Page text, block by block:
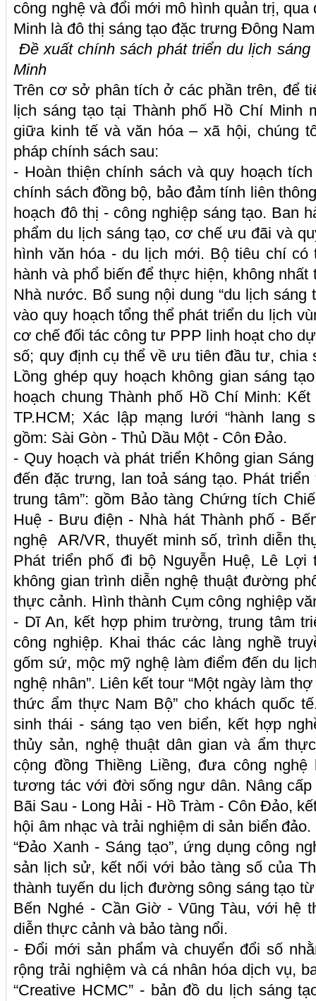
công nghệ và đổi mới mô hình quản trị,
Minh là đô thị sáng tạo đặc trưng Đông
Đề xuất chính sách phát triển du lịch
Minh
Trên cơ sở phân tích ở các phần trên, để
lịch sáng tạo tại Thành phố Hồ Chí Minh
giữa kinh tế và văn hóa – xã hội, chúng
pháp chính sách sau:
- Hoàn thiện chính sách và quy hoạch
chính sách đồng bộ, bảo đảm tính liên
hoạch đô thị - công nghiệp sáng tạo. Ban
phẩm du lịch sáng tạo, cơ chế ưu đãi và
hình văn hóa - du lịch mới. Bộ tiêu chí có
hành và phổ biến để thực hiện, không
Nhà nước. Bổ sung nội dung “du lịch sáng
vào quy hoạch tổng thể phát triển du lịch
cơ chế đối tác công tư PPP linh hoạt cho
số; quy định cụ thể về ưu tiên đầu tư, chia
Lồng ghép quy hoạch không gian sáng
hoạch chung Thành phố Hồ Chí Minh:
TP.HCM; Xác lập mạng lưới “hành lang
gồm: Sài Gòn - Thủ Dầu Một - Côn Đảo.
- Quy hoạch và phát triển Không gian
đến đặc trưng, lan toả sáng tạo. Phát triển
trung tâm”: gồm Bảo tàng Chứng tích
Huệ - Bưu điện - Nhà hát Thành phố -
nghệ AR/VR, thuyết minh số, trình diễn
Phát triển phố đi bộ Nguyễn Huệ, Lê Lợi
không gian trình diễn nghệ thuật đường
thực cảnh. Hình thành Cụm công nghiệp
- Dĩ An, kết hợp phim trường, trung tâm
công nghiệp. Khai thác các làng nghề
gốm sứ, mộc mỹ nghệ làm điểm đến du
nghệ nhân”. Liên kết tour “Một ngày làm
thức ẩm thực Nam Bộ” cho khách quốc
sinh thái - sáng tạo ven biển, kết hợp
thủy sản, nghệ thuật dân gian và ẩm
cộng đồng Thiềng Liềng, đưa công
tương tác với đời sống ngư dân. Nâng
Bãi Sau - Long Hải - Hồ Tràm - Côn Đảo,
hội âm nhạc và trải nghiệm di sản biển
“Đảo Xanh - Sáng tạo”, ứng dụng công
sản lịch sử, kết nối với bảo tàng số của
thành tuyến du lịch đường sông sáng tạo
Bến Nghé - Cần Giờ - Vũng Tàu, với hệ
diễn thực cảnh và bảo tàng nổi.
- Đổi mới sản phẩm và chuyển đổi số
rộng trải nghiệm và cá nhân hóa dịch vụ,
“Creative HCMC” - bản đồ du lịch sáng